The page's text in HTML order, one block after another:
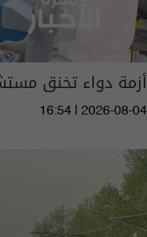
أزمة دواء تخنق
16:54 | 2026-08-04